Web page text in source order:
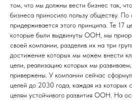
том, что мы должны вести бизнес так,
бизнеса приносило пользу обществу. По
придерживается этого принципа. Те 17
которые были выдвинуты ООН, мы
своей компании, разделив их на три
достижение которых мы можем внести
цели, реализацию которых мы
привержены. У компании сейчас
целей до 2030 года, каждая из которых
целям устойчивого развития ООН. На